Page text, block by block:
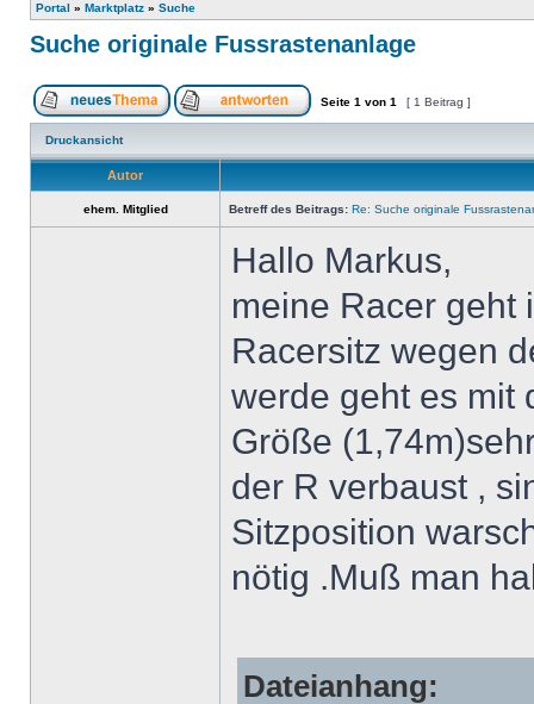
Portal » Marktplatz » Suche
Suche originale Fussrastenanlage
Seite 1 von 1 [ 1 Beitrag ]
Druckansicht
Autor
ehem. Mitglied Betreff des Beitrags: Re: Suche originale
Hallo Markus,
meine Racer geht
Racersitz wegen
werde geht es mit
Größe
der R verbaust ,
Sitzposition
nötig .Muß man
Dateianhang: